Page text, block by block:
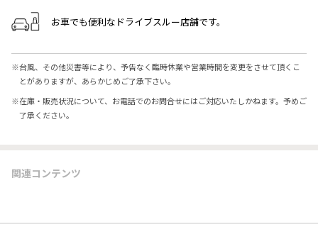
お車でも便利なドライブスルー店舗です。
※台風、その他災害等により、予告なく臨時休業や営業時間を変更をさせて頂くこ
とがありますが、あらかじめご了承下さい。
※在庫・販売状況について、お電話でのお問合せにはご対応いたしかねます。予めご
了承ください。
関連コンテンツ